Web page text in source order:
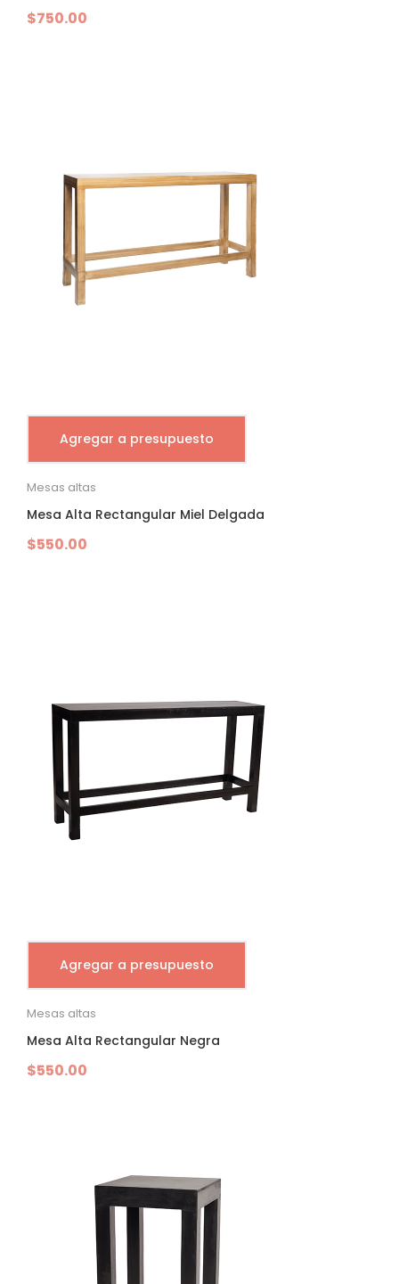
$750.00
Agregar a presupuesto
Mesas altas
Mesa Alta Rectangular Miel Delgada
$550.00
Agregar a presupuesto
Mesas altas
Mesa Alta Rectangular Negra
$550.00